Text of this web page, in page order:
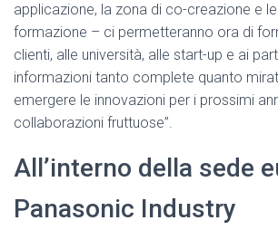
applicazione, la zona di co-creazione e
formazione – ci permetteranno ora di
clienti, alle università, alle start-up e ai
informazioni tanto complete quanto
emergere le innovazioni per i prossimi
collaborazioni fruttuose”.
All’interno della sede
Panasonic Industry